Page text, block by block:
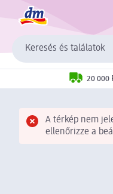
Keresés és találatok
20 000
A térkép nem
ellenőrizze a